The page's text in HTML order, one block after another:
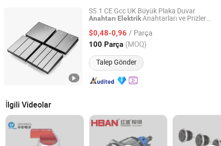
S5.1 CE Gcc UK Büyük Plaka Duvar
Anahtarı ElektrikAnahtarları ve Prizler
$0,48-0,96 / Parça
100 Parça (MOQ)
Talep Gönder
Mordio Electrical Co., Ltd.
Zhejiang, China Fiyat 2015
İlgili Videolar